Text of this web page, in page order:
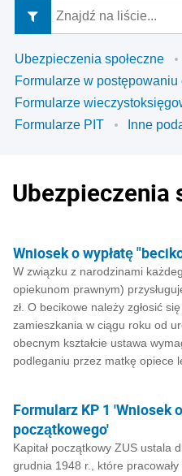
Ubezpieczenia społeczne
Formularze w postępowaniu
Formularze
Formularze PIT
Inne
Ubezpieczenia
Wniosek o wypłatę
W związku z narodzinami
opiekunom prawnym)
zł. O becikowe należy zgłosić
zamieszkania w ciągu roku od
obecnym kształcie ustawa
podleganiu przez matkę opiece
Formularz KP 1 'Wniosek
początkowego'
Kapitał początkowy ZUS ustala
grudnia 1948 r., które